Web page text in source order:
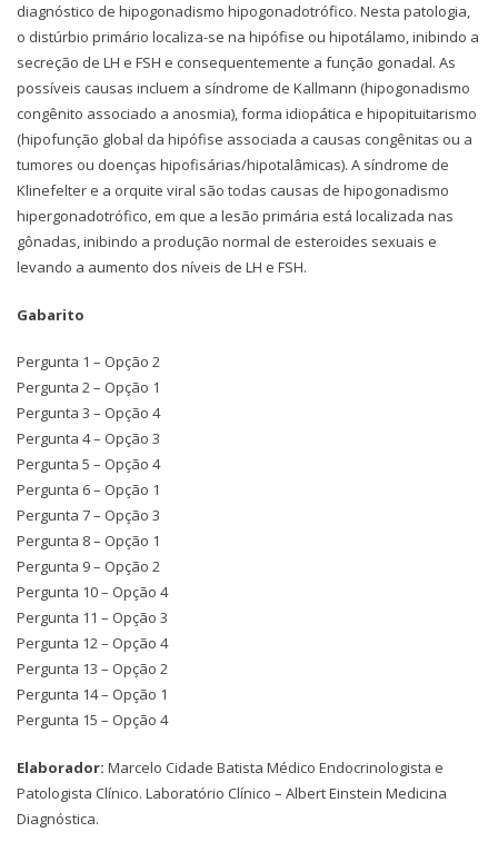
diagnóstico de hipogonadismo hipogonadotrófico. Nesta patologia,
o distúrbio primário localiza-se na hipófise ou hipotálamo, inibindo a
secreção de LH e FSH e consequentemente a função gonadal. As
possíveis causas incluem a síndrome de Kallmann (hipogonadismo
congênito associado a anosmia), forma idiopática e hipopituitarismo
(hipofunção global da hipófise associada a causas congênitas ou a
tumores ou doenças hipofisárias/hipotalâmicas). A síndrome de
Klinefelter e a orquite viral são todas causas de hipogonadismo
hipergonadotrófico, em que a lesão primária está localizada nas
gônadas, inibindo a produção normal de esteroides sexuais e
levando a aumento dos níveis de LH e FSH.
Gabarito
Pergunta 1 – Opção 2
Pergunta 2 – Opção 1
Pergunta 3 – Opção 4
Pergunta 4 – Opção 3
Pergunta 5 – Opção 4
Pergunta 6 – Opção 1
Pergunta 7 – Opção 3
Pergunta 8 – Opção 1
Pergunta 9 – Opção 2
Pergunta 10 – Opção 4
Pergunta 11 – Opção 3
Pergunta 12 – Opção 4
Pergunta 13 – Opção 2
Pergunta 14 – Opção 1
Pergunta 15 – Opção 4
Elaborador: Marcelo Cidade Batista Médico Endocrinologista e
Patologista Clínico. Laboratório Clínico – Albert Einstein Medicina
Diagnóstica.